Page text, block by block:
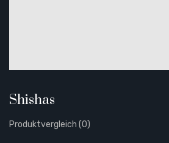
Shishas
Produktvergleich (0)